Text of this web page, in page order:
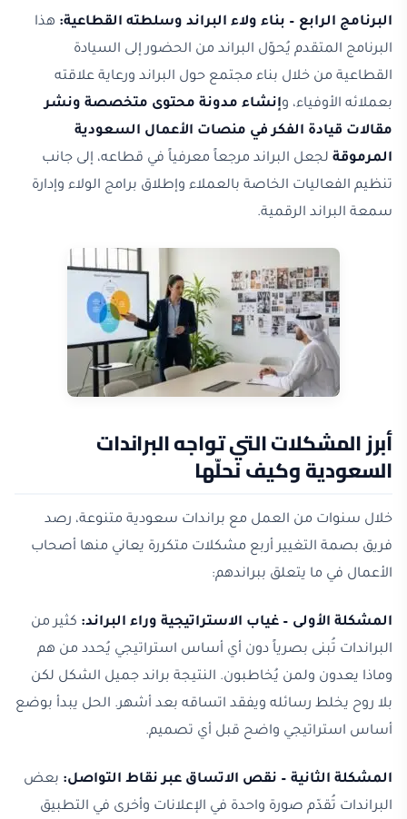
البرنامج الرابع – بناء ولاء البراند وسلطته القطاعية: هذا
البرنامج المتقدم يُحوّل البراند من الحضور إلى السيادة
القطاعية من خلال بناء مجتمع حول البراند ورعاية علاقته
بعملائه الأوفياء، وإنشاء مدونة محتوى متخصصة ونشر
مقالات قيادة الفكر في منصات الأعمال السعودية
المرموقة لجعل البراند مرجعاً معرفياً في قطاعه، إلى جانب
تنظيم الفعاليات الخاصة بالعملاء وإطلاق برامج الولاء وإدارة
سمعة البراند الرقمية.
أبرز المشكلات التي تواجه البراندات
السعودية وكيف نحلّها
خلال سنوات من العمل مع براندات سعودية متنوعة، رصد
فريق بصمة التغيير أربع مشكلات متكررة يعاني منها أصحاب
الأعمال في ما يتعلق ببراندهم:
المشكلة الأولى – غياب الاستراتيجية وراء البراند: كثير من
البراندات تُبنى بصرياً دون أي أساس استراتيجي يُحدد من هم
وماذا يعدون ولمن يُخاطبون. النتيجة براند جميل الشكل لكن
بلا روح يخلط رسائله ويفقد اتساقه بعد أشهر. الحل يبدأ بوضع
أساس استراتيجي واضح قبل أي تصميم.
المشكلة الثانية – نقص الاتساق عبر نقاط التواصل: بعض
البراندات تُقدّم صورة واحدة في الإعلانات وأخرى في التطبيق